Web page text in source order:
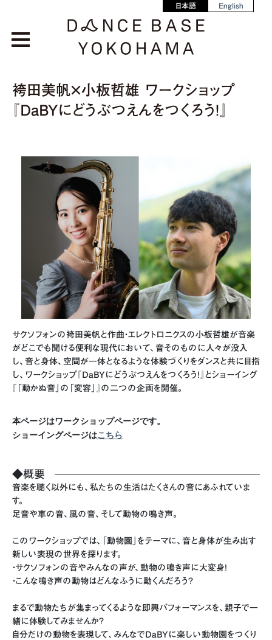
日本語 English
袴田美帆×小板哲雄 ワークショップ
『DaBYにどうぶつえんをつくろう！』
サクソフォンの袴田美帆と作曲・エレクトロニクスの小板哲雄が音楽
がどこでも聞ける便利な現代において、音そのものに人々が没入
し、音と身体、空間が一体となるような体験づくりをダンスと共に目指
し、ワークショップ『DaBYにどうぶつえんをつくろう！』とショーイング
『「動かぬ音」の「変容」』の二つの企画を開催。
本ページはワークショップページです。
ショーイングページはこちら
◆概要
音楽を聴く以外にも、私たちの生活はたくさんの音にあふれていま
す。
足音や車の音、風の音、そして動物の鳴き声。
このワークショップでは、「動物園」をテーマに、音と身体が生み出す
新しい表現の世界を探ります。
・サクソフォンの音やみんなの声が、動物の鳴き声に大変身！
・こんな鳴き声の動物はどんなふうに動くんだろう？
まるで動物たちが集まってくるような即興パフォーマンスを、親子で一
緒に体験してみませんか？
自分だけの動物を表現して、みんなでDaBYに楽しい動物園をつくり